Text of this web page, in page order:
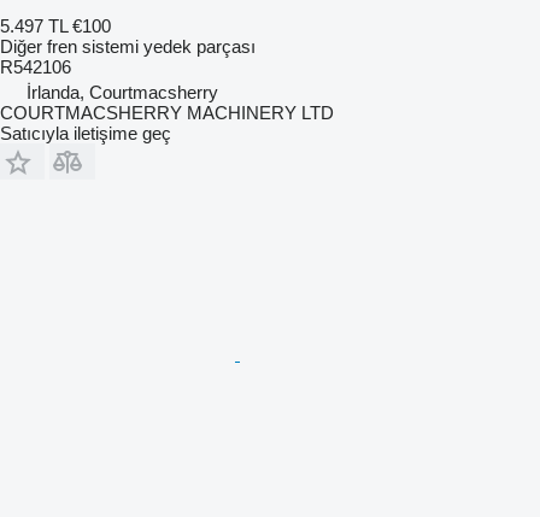
5.497 TL €100
Diğer fren sistemi yedek parçası
R542106
İrlanda, Courtmacsherry
COURTMACSHERRY MACHINERY LTD
Satıcıyla iletişime geç